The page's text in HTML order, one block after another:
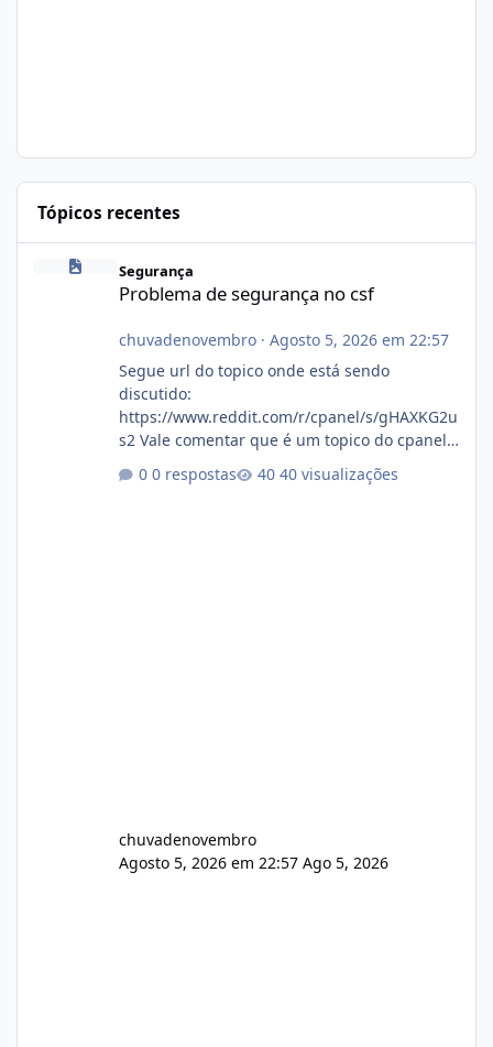
Tópicos recentes
Problema de segurança no csf
Segurança
Problema de segurança no csf
chuvadenovembro· Agosto 5, 2026 em 22:57
Segue url do topico onde está sendo
discutido:
https://www.reddit.com/r/cpanel/s/gHAXKG2u
s2 Vale comentar que é um topico do cpanel...
Não sei como ta a pegada no da.
0 respostas 40 visualizações
chuvadenovembro
Agosto 5, 2026 em 22:57 Ago 5, 2026